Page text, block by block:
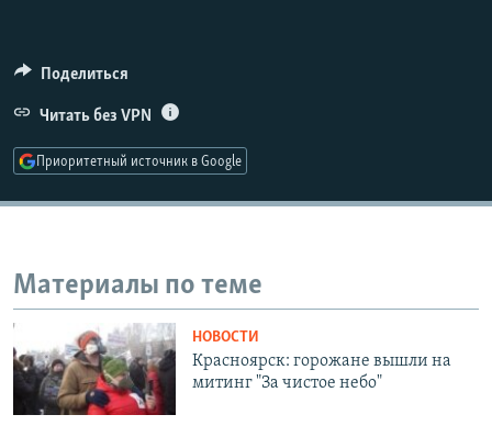
Поделиться
Читать без VPN
Приоритетный источник в Google
Материалы по теме
НОВОСТИ
Красноярск: горожане вышли на
митинг "За чистое небо"